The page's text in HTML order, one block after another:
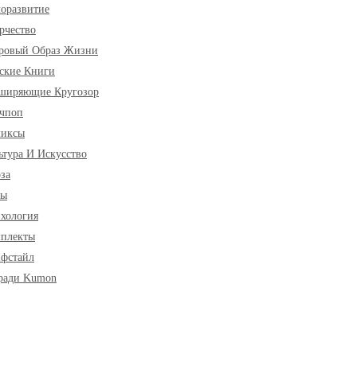
Образ Жизни
Книги
Кругозор
И Искусство
Kumon